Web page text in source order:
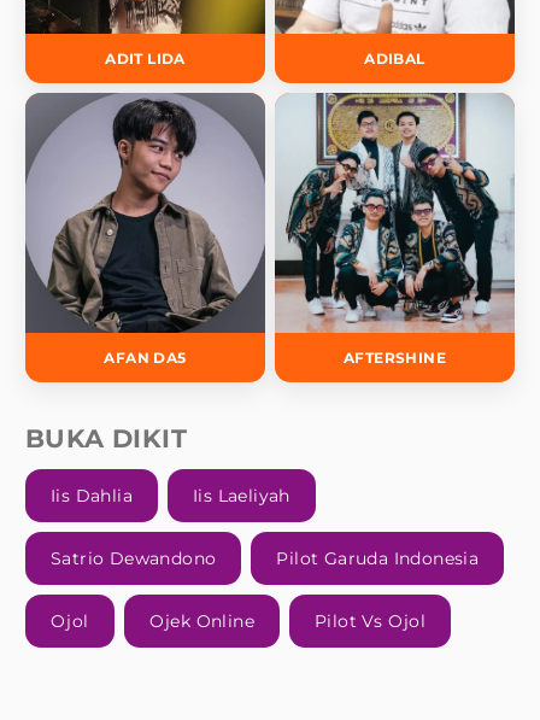
ADIT LIDA ADIBAL
AFAN DA5 AFTERSHINE
BUKA DIKIT
Iis Dahlia Iis Laeliyah
Satrio Dewandono Pilot Garuda Indonesia
Ojol Ojek Online Pilot Vs Ojol